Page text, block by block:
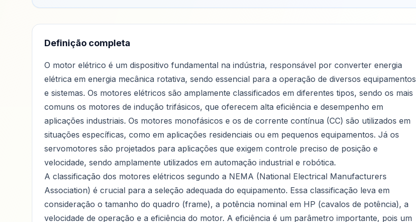
Definição completa
O motor elétrico é um dispositivo fundamental na indústria, responsável por converter energia
elétrica em energia mecânica rotativa, sendo essencial para a operação de diversos equipamentos
e sistemas. Os motores elétricos são amplamente classificados em diferentes tipos, sendo os mais
comuns os motores de indução trifásicos, que oferecem alta eficiência e desempenho em
aplicações industriais. Os motores monofásicos e os de corrente contínua (CC) são utilizados em
situações específicas, como em aplicações residenciais ou em pequenos equipamentos. Já os
servomotores são projetados para aplicações que exigem controle preciso de posição e
velocidade, sendo amplamente utilizados em automação industrial e robótica.
A classificação dos motores elétricos segundo a NEMA (National Electrical Manufacturers
Association) é crucial para a seleção adequada do equipamento. Essa classificação leva em
consideração o tamanho do quadro (frame), a potência nominal em HP (cavalos de potência), a
velocidade de operação e a eficiência do motor. A eficiência é um parâmetro importante, pois um